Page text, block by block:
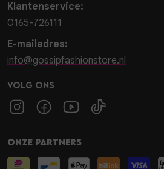
Klantenservice:
0165-726111
E-mailadres:
info@gossipfashionstore.nl
Volg ons
Onze partners